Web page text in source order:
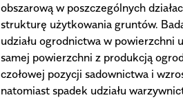
obszarową w poszczególnych
strukturę użytkowania gruntów.
udziału ogrodnictwa w powierzchni
samej powierzchni z produkcją
czołowej pozycji sadownictwa i
natomiast spadek udziału